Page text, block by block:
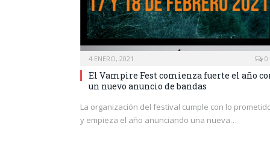
4 ENERO, 2021 0
El Vampire Fest comienza fuerte el año
un nuevo anuncio de bandas
La organización del festival cumple con lo
y empieza el año anunciando una nueva…